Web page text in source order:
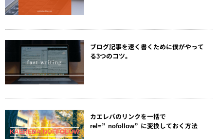
ブログ記事を速く書くために僕がやって
る3つのコツ。
カエレバのリンクを一括で
rel=”nofollow”に変換しておく方法